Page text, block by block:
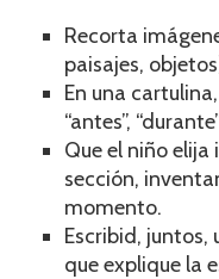
Recorta
paisajes,
En una
“antes”,
Que el niño
sección,
momento.
Escribid,
que explique la